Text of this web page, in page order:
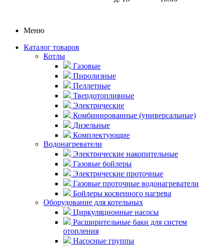
Меню
Каталог товаров
Котлы
Газовые
Пиролизные
Пеллетные
Твердотопливные
Электрические
Комбинированные (универсальные)
Дизельные
Комплектующие
Водонагреватели
Электрические накопительные
Газовые бойлеры
Электрические проточные
Газовые проточные водонагреватели
Бойлеры косвенного нагрева
Оборудование для котельных
Циркуляционные насосы
Расширительные баки для систем
отопления
Насосные группы